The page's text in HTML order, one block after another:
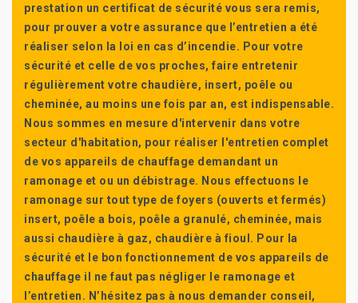
prestation un certificat de sécurité vous sera remis,
pour prouver a votre assurance que l’entretien a été
réaliser selon la loi en cas d’incendie. Pour votre
sécurité et celle de vos proches, faire entretenir
régulièrement votre chaudière, insert, poêle ou
cheminée, au moins une fois par an, est indispensable.
Nous sommes en mesure d'intervenir dans votre
secteur d'habitation, pour réaliser l'entretien complet
de vos appareils de chauffage demandant un
ramonage et ou un débistrage. Nous effectuons le
ramonage sur tout type de foyers (ouverts et fermés)
insert, poêle a bois, poêle a granulé, cheminée, mais
aussi chaudière à gaz, chaudière à fioul. Pour la
sécurité et le bon fonctionnement de vos appareils de
chauffage il ne faut pas négliger le ramonage et
l’entretien. N’hésitez pas à nous demander conseil,